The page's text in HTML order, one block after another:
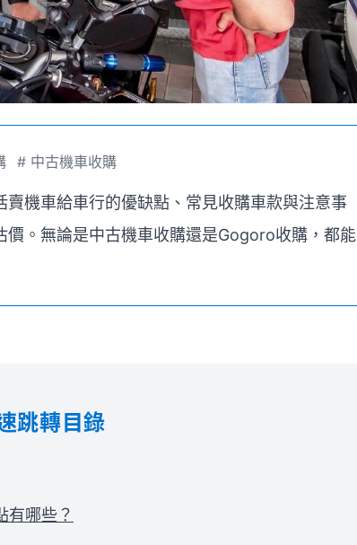
# 中古機車收購
機車給車行的優缺點、常見收購車款與注意事
。無論是中古機車收購還是Gogoro收購，都能
跳轉目錄
有哪些？